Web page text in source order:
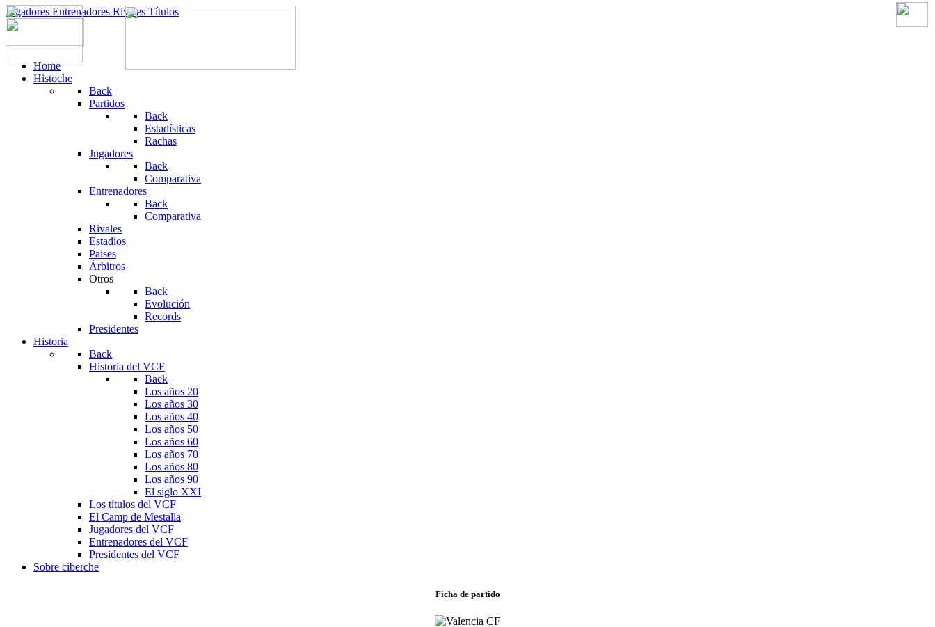
Jugadores Entrenadores Rivales Títulos
Home
Histoche
Back
Partidos
Back
Estadísticas
Rachas
Jugadores
Back
Comparativa
Entrenadores
Back
Comparativa
Rivales
Estadios
Paises
Árbitros
Otros
Back
Evolución
Records
Presidentes
Historia
Back
Historia del VCF
Back
Los años 20
Los años 30
Los años 40
Los años 50
Los años 60
Los años 70
Los años 80
Los años 90
El siglo XXI
Los títulos del VCF
El Camp de Mestalla
Jugadores del VCF
Entrenadores del VCF
Presidentes del VCF
Sobre ciberche
Ficha de partido